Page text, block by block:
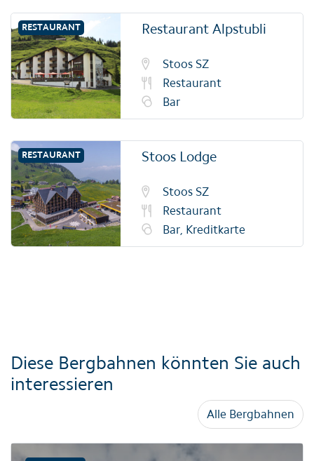
RESTAURANT Restaurant Alpstubli
Stoos SZ
Restaurant
Bar
RESTAURANT Stoos Lodge
Stoos SZ
Restaurant
Bar, Kreditkarte
Diese Bergbahnen könnten Sie auch
interessieren
Alle Bergbahnen